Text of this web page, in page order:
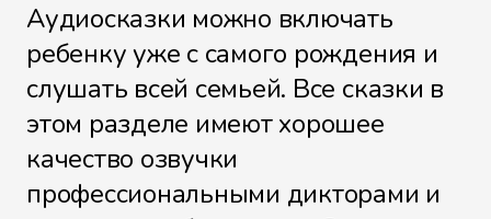
Аудиосказки можно включать
ребенку уже с самого рождения и
слушать всей семьей. Все сказки в
этом разделе имеют хорошее
качество озвучки
профессиональными дикторами и